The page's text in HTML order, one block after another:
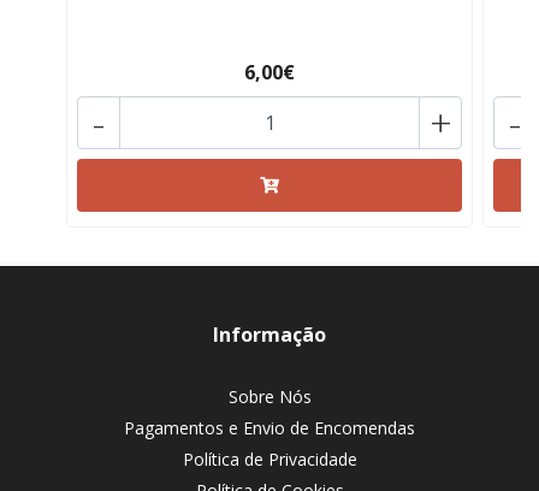
6,00€
+
- -
Informação
Sobre Nós
Pagamentos e Envio de Encomendas
Política de Privacidade